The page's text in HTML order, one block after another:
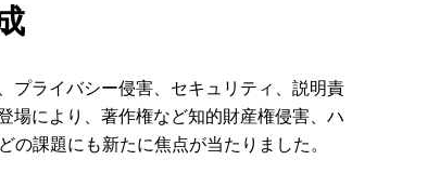
プライバシー侵害、セキュリティ、説明責
場により、著作権など知的財産権侵害、ハ
課題にも新たに焦点が当たりました。